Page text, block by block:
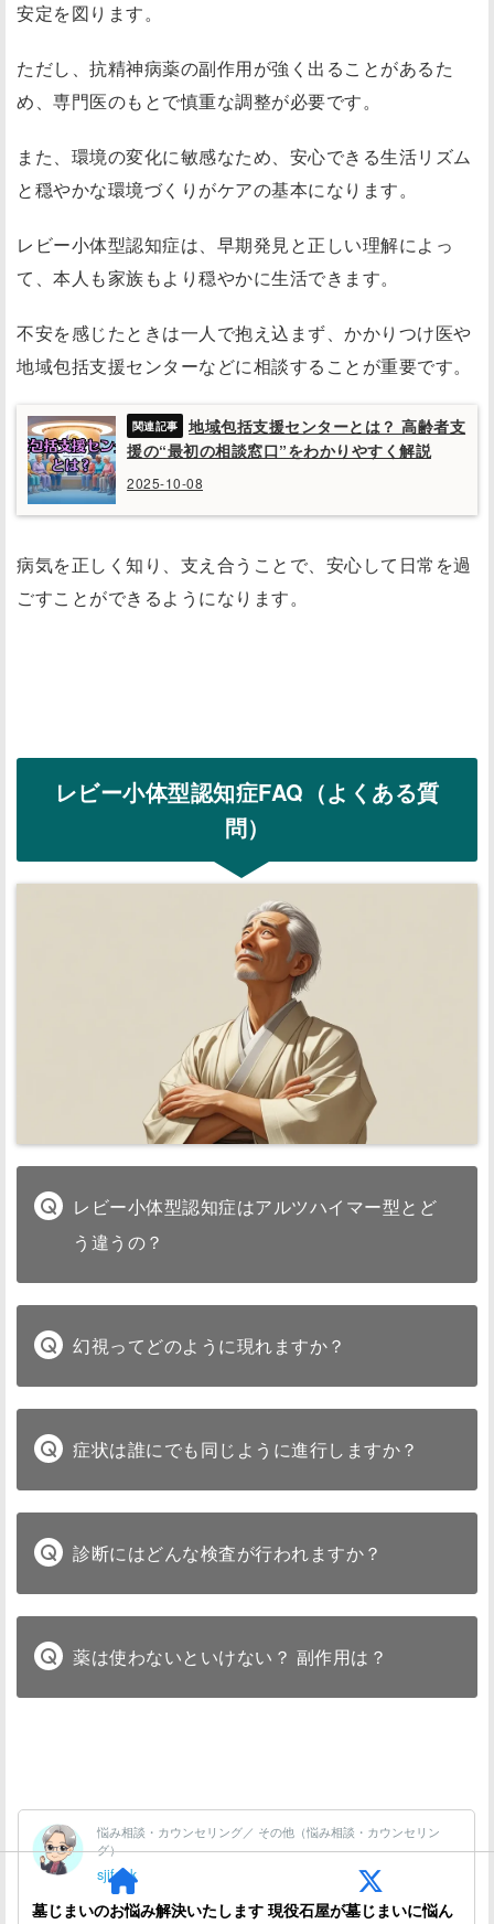
安定を図ります。
ただし、抗精神病薬の副作用が強く出ることがあるた
め、専門医のもとで慎重な調整が必要です。
また、環境の変化に敏感なため、安心できる生活リズム
と穏やかな環境づくりがケアの基本になります。
レビー小体型認知症は、早期発見と正しい理解によっ
て、本人も家族もより穏やかに生活できます。
不安を感じたときは一人で抱え込まず、かかりつけ医や
地域包括支援センターなどに相談することが重要です。
地域包括支援センターとは？ 高齢者支
援の“最初の相談窓口”をわかりやすく解説
2025-10-08
病気を正しく知り、支え合うことで、安心して日常を過
ごすことができるようになります。
レビー小体型認知症FAQ（よくある質
問）
レビー小体型認知症はアルツハイマー型とど
う違うの？
幻視ってどのように現れますか？
症状は誰にでも同じように進行しますか？
診断にはどんな検査が行われますか？
薬は使わないといけない？ 副作用は？